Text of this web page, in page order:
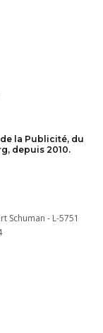
la Publicité, du
depuis 2010.
Schuman - L-5751